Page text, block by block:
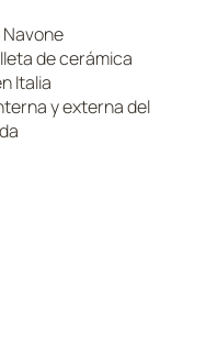
Navone
de cerámica
Italia
y externa del